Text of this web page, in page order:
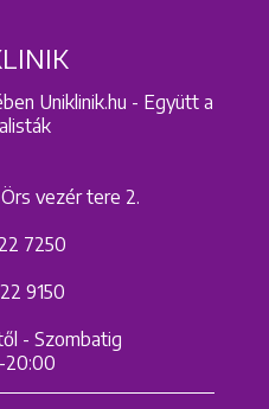
Uniklinik.hu - Együtt a
vezér tere 2.
7250
9150
- Szombatig
20:00